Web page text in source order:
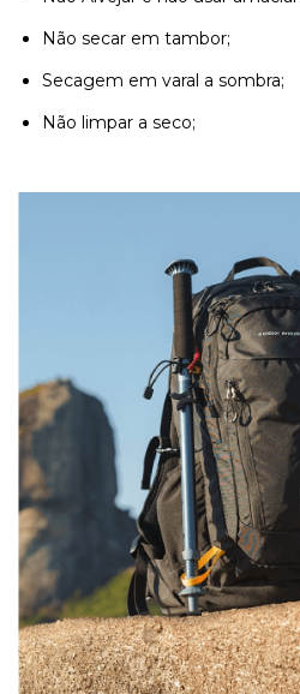
Não secar em tambor;
Secagem em varal a sombra;
Não limpar a seco;